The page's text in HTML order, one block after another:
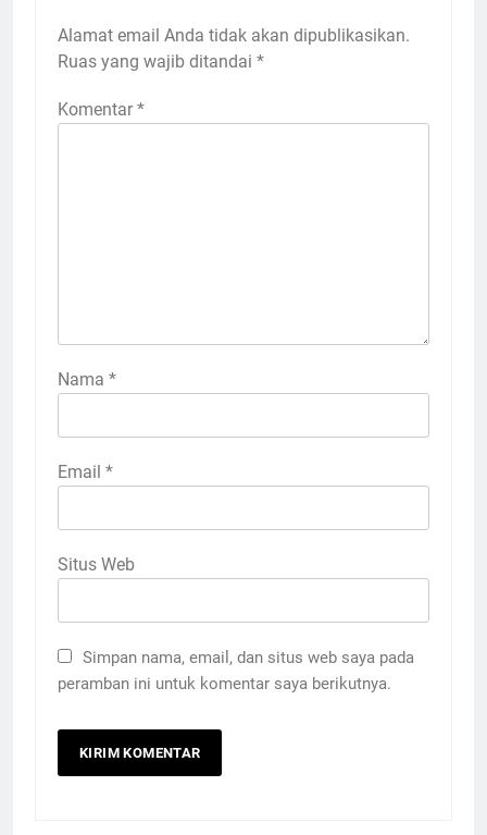
Alamat email Anda tidak akan dipublikasikan.
Ruas yang wajib ditandai *
Komentar *
Nama *
Email *
Situs Web
Simpan nama, email, dan situs web saya pada
peramban ini untuk komentar saya berikutnya.